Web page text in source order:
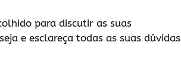
para discutir as suas
e esclareça todas as suas dúvidas